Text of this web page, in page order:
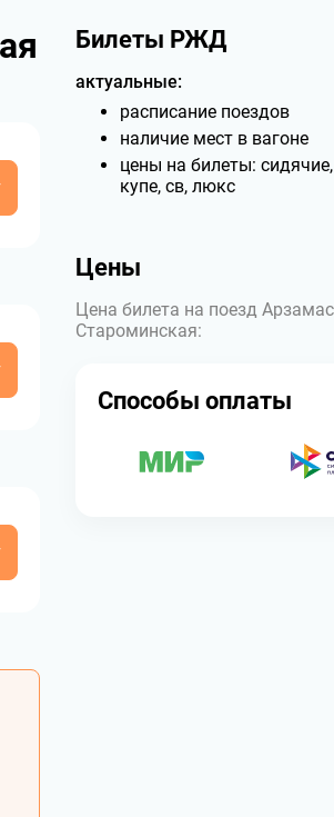
Билеты РЖД
актуальные:
расписание поездов
наличие мест в вагоне
цены на билеты:
купе, св, люкс
Цены
Цена билета на поезд
Староминская:
Способы оплаты